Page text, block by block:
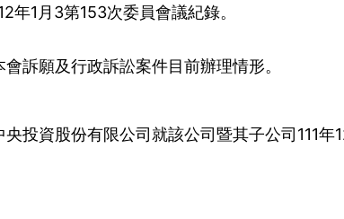
年1月3第153次委員會議紀錄。
訴願及行政訴訟案件目前辦理情形。
投資股份有限公司就該公司暨其子公司111年